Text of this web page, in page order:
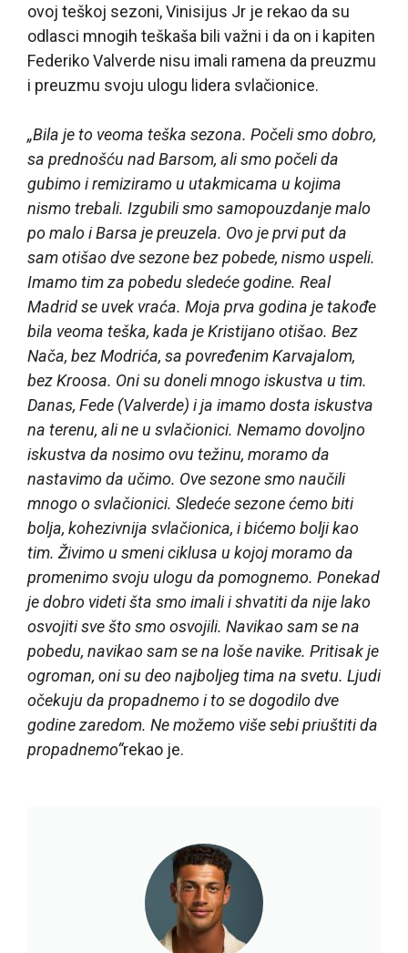
ovoj teškoj sezoni, Vinisijus Jr je rekao da su
odlasci mnogih teškaša bili važni i da on i kapiten
Federiko Valverde nisu imali ramena da preuzmu
i preuzmu svoju ulogu lidera svlačionice.
„Bila je to veoma teška sezona. Počeli smo dobro,
sa prednošću nad Barsom, ali smo počeli da
gubimo i remiziramo u utakmicama u kojima
nismo trebali. Izgubili smo samopouzdanje malo
po malo i Barsa je preuzela. Ovo je prvi put da
sam otišao dve sezone bez pobede, nismo uspeli.
Imamo tim za pobedu sledeće godine. Real
Madrid se uvek vraća. Moja prva godina je takođe
bila veoma teška, kada je Kristijano otišao. Bez
Nača, bez Modrića, sa povređenim Karvajalom,
bez Kroosa. Oni su doneli mnogo iskustva u tim.
Danas, Fede (Valverde) i ja imamo dosta iskustva
na terenu, ali ne u svlačionici. Nemamo dovoljno
iskustva da nosimo ovu težinu, moramo da
nastavimo da učimo. Ove sezone smo naučili
mnogo o svlačionici. Sledeće sezone ćemo biti
bolja, kohezivnija svlačionica, i bićemo bolji kao
tim. Živimo u smeni ciklusa u kojoj moramo da
promenimo svoju ulogu da pomognemo. Ponekad
je dobro videti šta smo imali i shvatiti da nije lako
osvojiti sve što smo osvojili. Navikao sam se na
pobedu, navikao sam se na loše navike. Pritisak je
ogroman, oni su deo najboljeg tima na svetu. Ljudi
očekuju da propadnemo i to se dogodilo dve
godine zaredom. Ne možemo više sebi priuštiti da
propadnemo“rekao je.